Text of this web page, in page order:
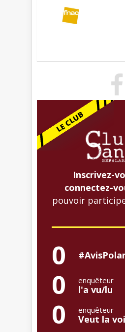
Inscrivez-
connectez-
pouvoir
0
0 enquêteur
l'a vu/lu
0 enquêteur
Veut la